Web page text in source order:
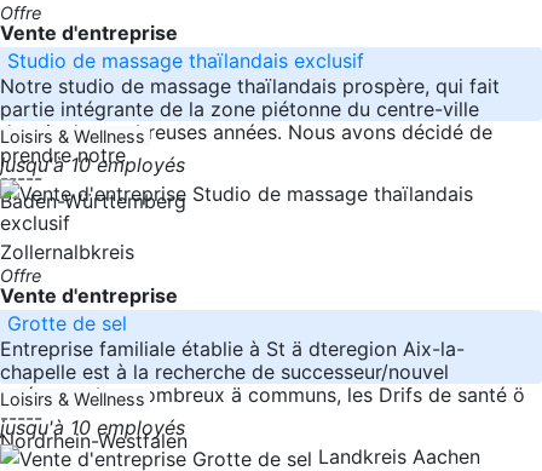
Offre
Vente d'entreprise
Studio de massage thaïlandais exclusif
Notre studio de massage thaïlandais prospère, qui fait
partie intégrante de la zone piétonne du centre-ville
depuis de nombreuses années. Nous avons décidé de
prendre notre
-----
Baden-Württemberg
Loisirs & Wellness
jusqu'à 10 employés
Zollernalbkreis
Offre
Vente d'entreprise
Grotte de sel
Entreprise familiale établie à St ä dteregion Aix-la-
chapelle est à la recherche de successeur/nouvel
opérateur Les nombreux ä communs, les Drifs de santé ö
-----
Nordrhein-Westfalen
Loisirs & Wellness
jusqu'à 10 employés
Landkreis Aachen